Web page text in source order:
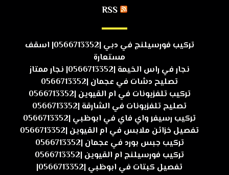
RSS
تركيب فورسيلنج في دبي |0566713352| اسقف
مستعارة
نجار في راس الخيمة |0566713352| نجار ممتاز
تصليح دشات في عجمان |0566713352
تركيب تلفزيونات في ام القيوين |0566713352
تصليح تلفزيونات في الشارقة |0566713352
تركيب رسيفر واي فاي في ابوظبي |0566713352
تفصيل خزائن ملابس في ام القيوين |0566713352
تركيب جبس بورد في عجمان |0566713352
تركيب فورسيلنج ام القيوين |0566713352
تفصيل كبتات في ابوظبي |0566713352|